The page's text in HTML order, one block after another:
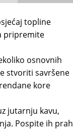
topline
pripremite
osnovnih
stvoriti savršene
kore
jutarnju kavu,
Pospite ih prah